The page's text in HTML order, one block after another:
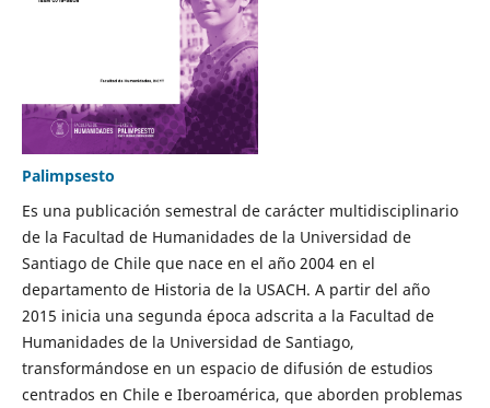
Palimpsesto
Es una publicación semestral de carácter multidisciplinario
de la Facultad de Humanidades de la Universidad de
Santiago de Chile que nace en el año 2004 en el
departamento de Historia de la USACH. A partir del año
2015 inicia una segunda época adscrita a la Facultad de
Humanidades de la Universidad de Santiago,
transformándose en un espacio de difusión de estudios
centrados en Chile e Iberoamérica, que aborden problemas